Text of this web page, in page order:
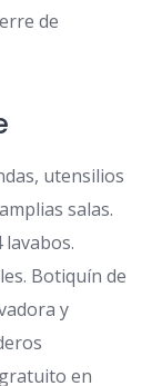
de
utensilios
salas.
Botiquín de
y
en